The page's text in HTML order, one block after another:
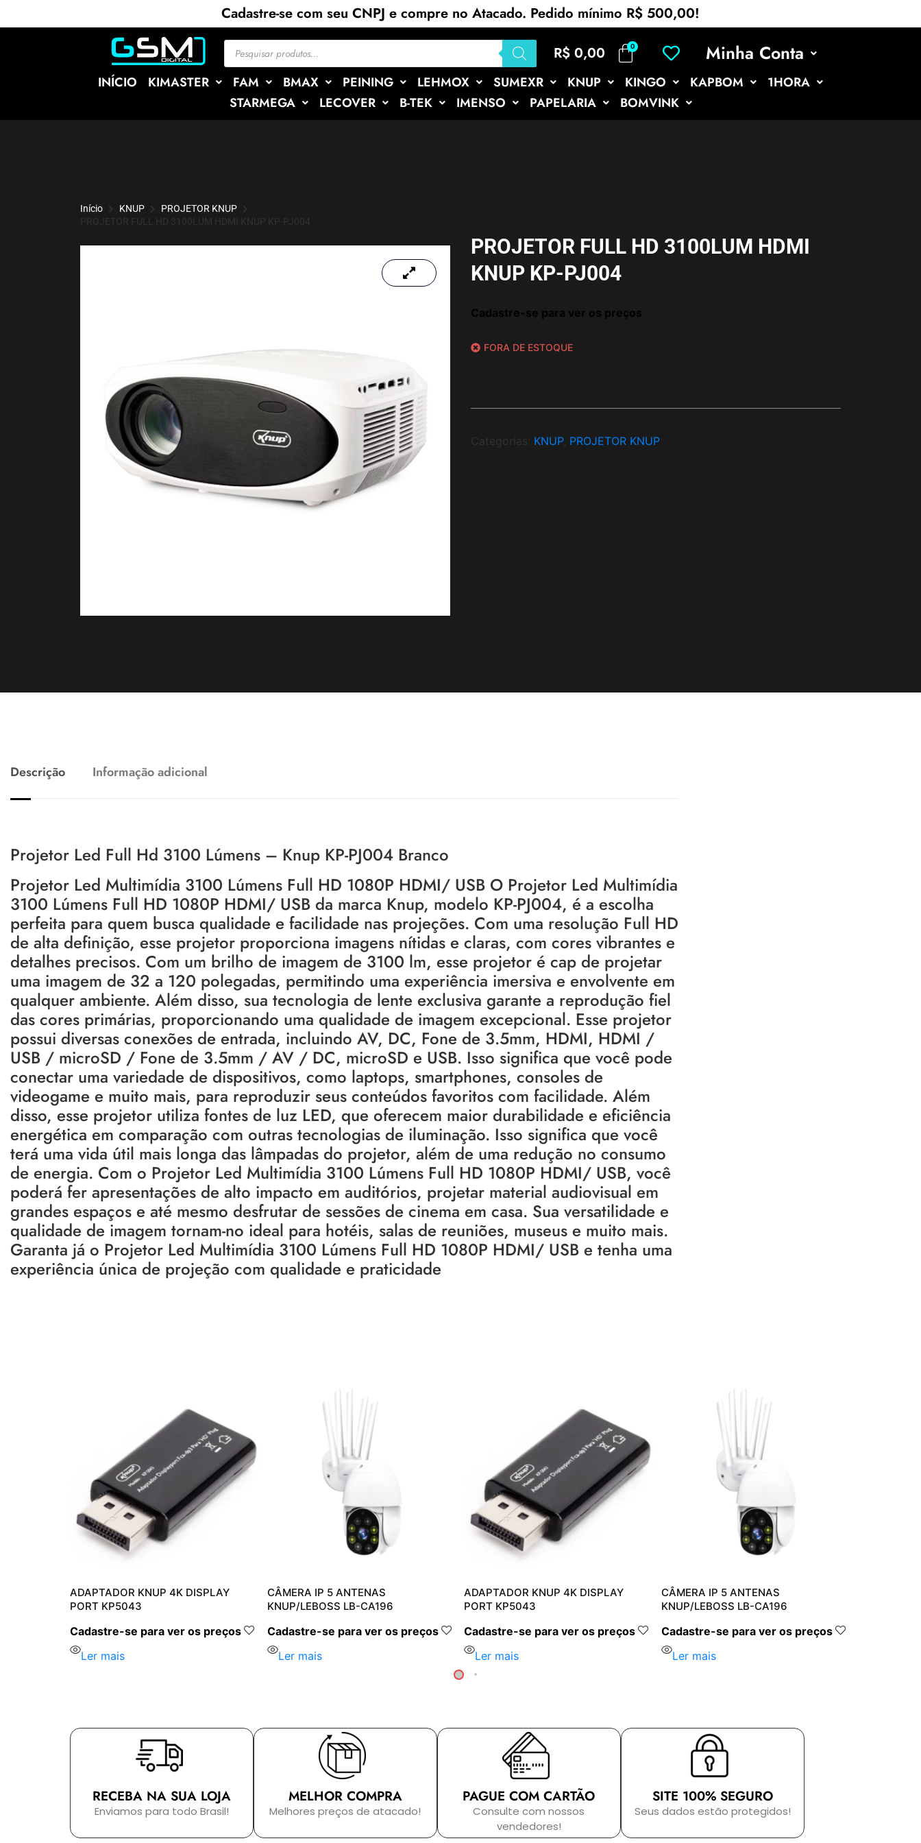
Cadastre-se com seu CNPJ e compre no Atacado. Pedido mínimo R$ 500,00!
R$ 0,00 Minha Conta
INÍCIO KIMASTER FAM BMAX PEINING LEHMOX SUMEXR KNUP KINGO KAPBOM
1HORA
STARMEGA
LECOVER B-TEK IMENSO PAPELARIA BOMVINK
Início KNUP
PROJETOR KNUP
PROJETOR FULL HD 3100LUM HDMI KNUP KP-PJ004
PROJETOR FULL HD 3100LUM HDMI
KNUP KP-PJ004
Cadastre-se para ver os preços
FORA DE ESTOQUE
Categorias: KNUP, PROJETOR KNUP
Descrição Informação adicional
Projetor Led Full Hd 3100 Lúmens – Knup KP-PJ004 Branco
Projetor Led Multimídia 3100 Lúmens Full HD 1080P HDMI/ USB O Projetor Led Multimídia
3100 Lúmens Full HD 1080P HDMI/ USB da marca Knup, modelo KP-PJ004, é a escolha
perfeita para quem busca qualidade e facilidade nas projeções. Com uma resolução Full HD
de alta definição, esse projetor proporciona imagens nítidas e claras, com cores vibrantes e
detalhes precisos. Com um brilho de imagem de 3100 lm, esse projetor é cap de projetar
uma imagem de 32 a 120 polegadas, permitindo uma experiência imersiva e envolvente em
qualquer ambiente. Além disso, sua tecnologia de lente exclusiva garante a reprodução fiel
das cores primárias, proporcionando uma qualidade de imagem excepcional. Esse projetor
possui diversas conexões de entrada, incluindo AV, DC, Fone de 3.5mm, HDMI, HDMI /
USB / microSD / Fone de 3.5mm / AV / DC, microSD e USB. Isso significa que você pode
conectar uma variedade de dispositivos, como laptops, smartphones, consoles de
videogame e muito mais, para reproduzir seus conteúdos favoritos com facilidade. Além
disso, esse projetor utiliza fontes de luz LED, que oferecem maior durabilidade e eficiência
energética em comparação com outras tecnologias de iluminação. Isso significa que você
terá uma vida útil mais longa das lâmpadas do projetor, além de uma redução no consumo
de energia. Com o Projetor Led Multimídia 3100 Lúmens Full HD 1080P HDMI/ USB, você
poderá fer apresentações de alto impacto em auditórios, projetar material audiovisual em
grandes espaços e até mesmo desfrutar de sessões de cinema em casa. Sua versatilidade e
qualidade de imagem tornam-no ideal para hotéis, salas de reuniões, museus e muito mais.
Garanta já o Projetor Led Multimídia 3100 Lúmens Full HD 1080P HDMI/ USB e tenha uma
experiência única de projeção com qualidade e praticidade
ADAPTADOR KNUP 4K DISPLAY
PORT KP5043
Cadastre-se para ver os preços
Ler mais
CÂMERA IP 5 ANTENAS
KNUP/LEBOSS LB-CA196
Cadastre-se para ver os preços
Ler mais
ADAPTADOR KNUP 4K DISPLAY
PORT KP5043
Cadastre-se para ver os preços
Ler mais
CÂMERA IP 5 ANTENAS
KNUP/LEBOSS LB-CA196
Cadastre-se para ver os preços
Ler mais
RECEBA NA SUA LOJA
Enviamos para todo Brasil!
MELHOR COMPRA
Melhores preços de atacado!
PAGUE COM CARTÃO
Consulte com nossos
vendedores!
SITE 100% SEGURO
Seus dados estão protegidos!